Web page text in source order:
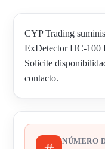
CYP Trading
ExDetector HC-100
Solicite
contacto.
NÚMERO